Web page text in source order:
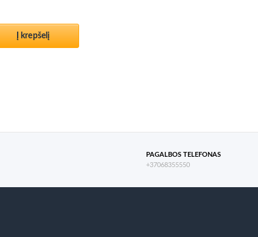
Į krepšelį
PAGALBOS TELEFONAS
+37068355550